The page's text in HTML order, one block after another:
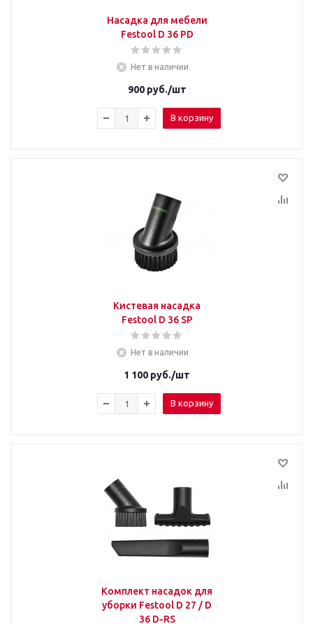
Насадка для мебели
Festool D 36 PD
Нет в наличии
900руб./шт
В корзину
Кистевая насадка
Festool D 36 SP
Нет в наличии
1 100 руб./шт
В корзину
Комплект насадок для
уборки Festool D 27 / D
36 D-RS